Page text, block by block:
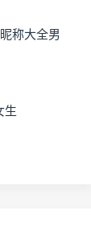
称大全男
生